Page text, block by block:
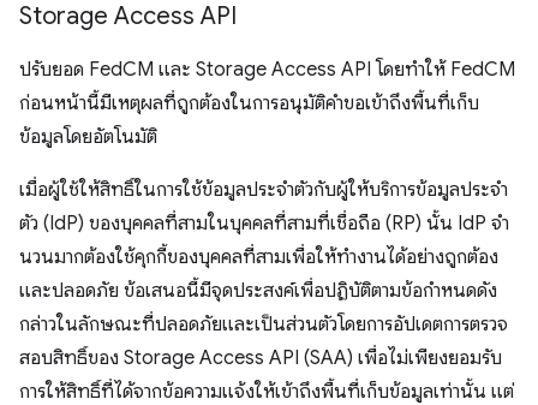
Storage Access API
ปรับยอด FedCM และ Storage Access API โดยทำให้ FedCM
ก่อนหน้านี้มีเหตุผลที่ถูกต้องในการอนุมัติคำขอเข้าถึงพื้นที่เก็บ
ข้อมูลโดยอัตโนมัติ
เมื่อผู้ใช้ให้สิทธิ์ในการใช้ข้อมูลประจำตัวกับผู้ให้บริการข้อมูลประจำ
ตัว (IdP) ของบุคคลที่สามในบุคคลที่สามที่เชื่อถือ (RP) นั้น IdP จํา
นวนมากต้องใช้คุกกี้ของบุคคลที่สามเพื่อให้ทํางานได้อย่างถูกต้อง
และปลอดภัย ข้อเสนอนี้มีจุดประสงค์เพื่อปฏิบัติตามข้อกำหนดดัง
กล่าวในลักษณะที่ปลอดภัยและเป็นส่วนตัวโดยการอัปเดตการตรวจ
สอบสิทธิ์ของ Storage Access API (SAA) เพื่อไม่เพียงยอมรับ
การให้สิทธิ์ที่ได้จากข้อความแจ้งให้เข้าถึงพื้นที่เก็บข้อมูลเท่านั้น แต่